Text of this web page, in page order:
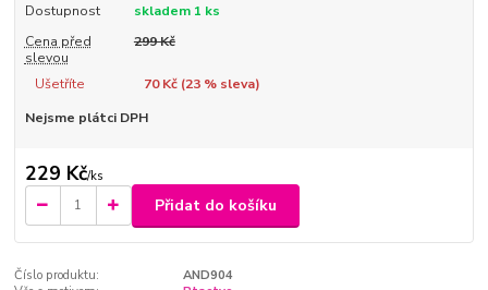
Dostupnost
skladem 1 ks
Cena před
slevou
299 Kč
Ušetříte 70 Kč (23% sleva)
Nejsme plátci DPH
229 Kč/ks
Přidat do košíku
Číslo produktu:
AND904